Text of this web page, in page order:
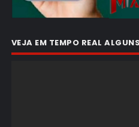
VEJA EM TEMPO REAL